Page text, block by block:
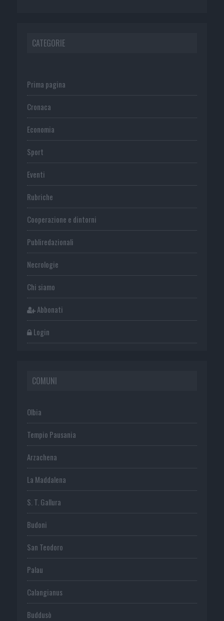
CATEGORIE
Prima pagina
Cronaca
Economia
Sport
Eventi
Rubriche
Cooperazione e dintorni
Publiredazionali
Necrologie
Chi siamo
Abbonati
Login
COMUNI
Olbia
Tempio Pausania
Arzachena
La Maddalena
S. T. Gallura
Budoni
San Teodoro
Palau
Calangianus
Buddusò